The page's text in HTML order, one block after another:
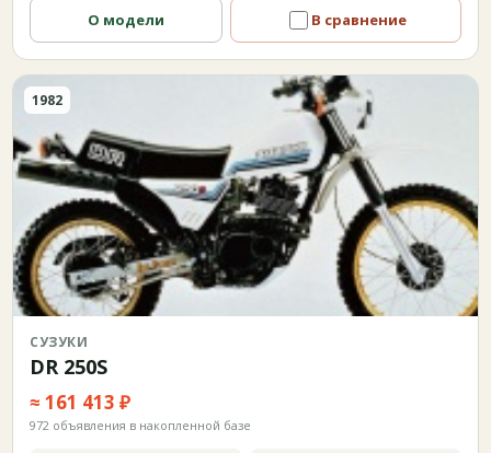
О модели В сравнение
1982
СУЗУКИ
DR 250S
≈ 161 413 ₽
972 объявления в накопленной базе